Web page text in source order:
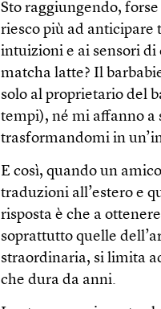
Sto raggiungendo,
riesco più ad anticipare
intuizioni e ai sensori di
matcha latte? Il
solo al proprietario del
tempi), né mi affanno a
trasformandomi in
E così, quando un
traduzioni all’estero e
risposta è che a
soprattutto quelle
straordinaria, si limita
che dura da anni.